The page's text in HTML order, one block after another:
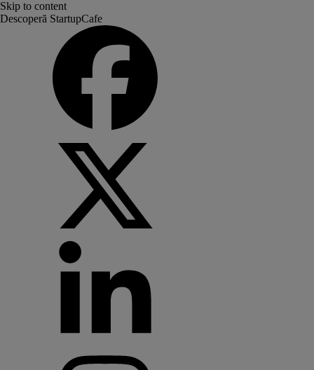
Skip to content
Descoperă StartupCafe